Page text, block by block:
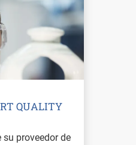
QUALITY
proveedor de